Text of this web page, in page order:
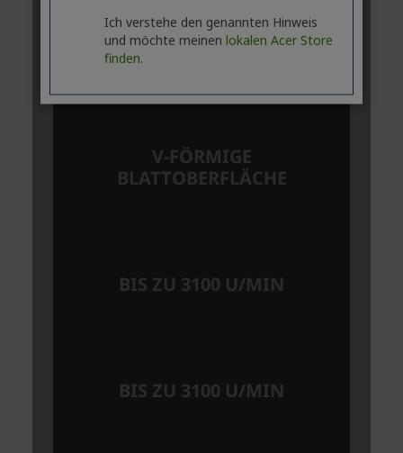
Ich verstehe den genannten Hinweis
und möchte meinen lokalen Acer Store
finden.